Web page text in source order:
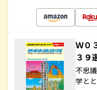
Ｗ０
３９
不思
学と